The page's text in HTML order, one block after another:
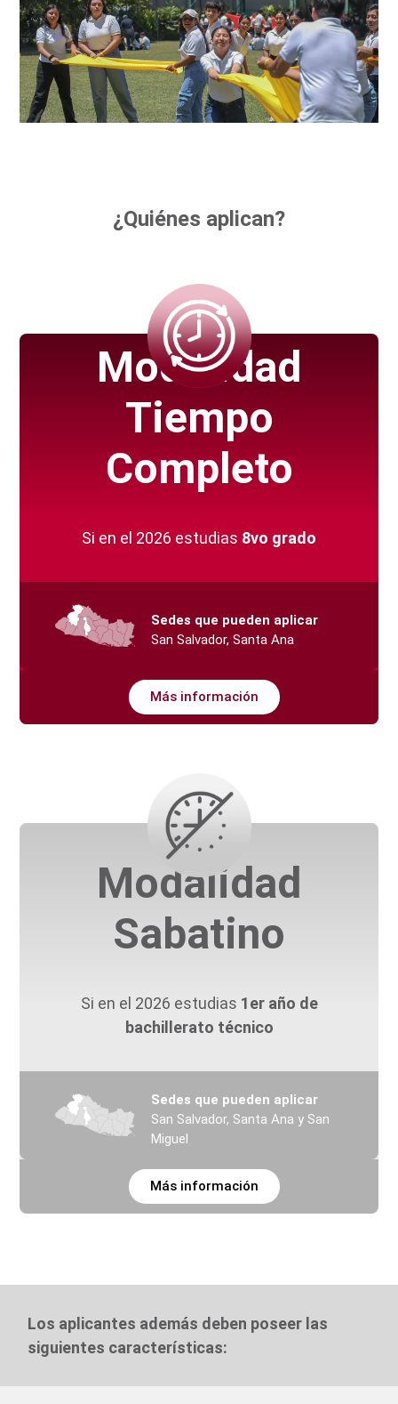
¿Quiénes aplican?
Modalidad
Tiempo
Completo
Si en el 2026 estudias 8vo grado
Sedes que pueden aplicar
San Salvador, Santa Ana
Más información
Modalidad
Sabatino
Si en el 2026 estudias 1er año de
bachillerato técnico
Sedes que pueden aplicar
San Salvador, Santa Ana y San
Miguel
Más información
Los aplicantes además deben poseer las
siguientes características: